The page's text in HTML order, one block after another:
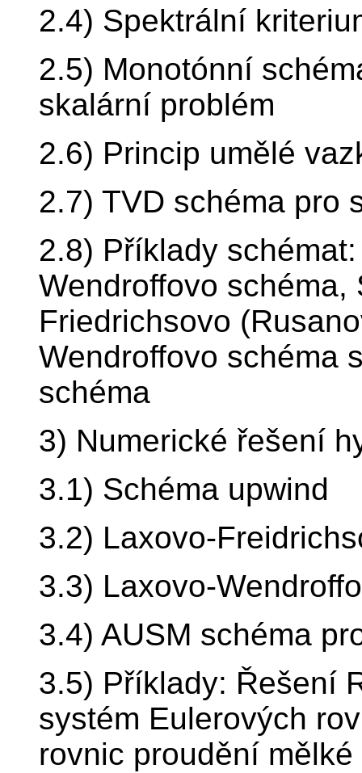
2.4) Spektrální
2.5) Monotónní
skalární problém
2.6) Princip umělé
2.7) TVD schéma pro
2.8) Příklady
Wendroffovo
Friedrichsovo
Wendroffovo schéma
schéma
3) Numerické řešení
3.1) Schéma upwind
3.2) Laxovo-
3.3) Laxovo-
3.4) AUSM schéma
3.5) Příklady: Řešení
systém Eulerových
rovnic proudění